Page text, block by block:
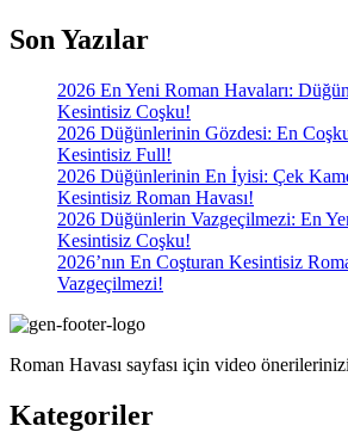
Son Yazılar
2026 En Yeni Roman Havaları:
Kesintisiz Coşku!
2026 Düğünlerinin Gözdesi: En
Kesintisiz Full!
2026 Düğünlerinin En İyisi: Çek
Kesintisiz Roman Havası!
2026 Düğünlerin Vazgeçilmezi: En
Kesintisiz Coşku!
2026’nın En Coşturan Kesintisiz
Vazgeçilmezi!
Roman Havası sayfası için video
Kategoriler